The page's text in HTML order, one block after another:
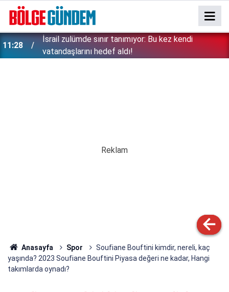
11:28
İsrail zulümde sınır tanımıyor: Bu kez kendi
vatandaşlarını hedef aldı!
Anasayfa Spor
Soufiane Bouftini kimdir, nereli, kaç
yaşında? 2023 Soufiane Bouftini Piyasa değeri ne kadar, Hangi
takımlarda oynadı?